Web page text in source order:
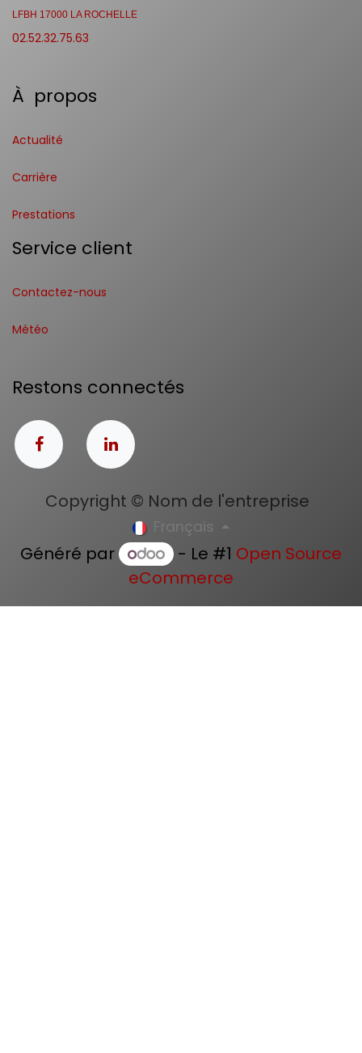
LFBH 17000 LA ROCHELLE
02.52.32.75.63
À propos
Actualité
Carrière
Prestations
Service client
Contactez-nous
Météo
Restons connectés
Copyright © Nom de l'entreprise
Français
Généré par - Le #1 Open Source
eCommerce